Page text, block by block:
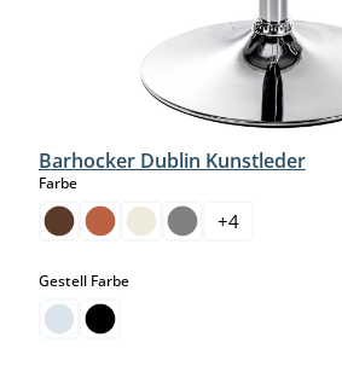
Barhocker Dublin Kunstleder
Farbeauswählen
+4
Gestell Farbeauswählen